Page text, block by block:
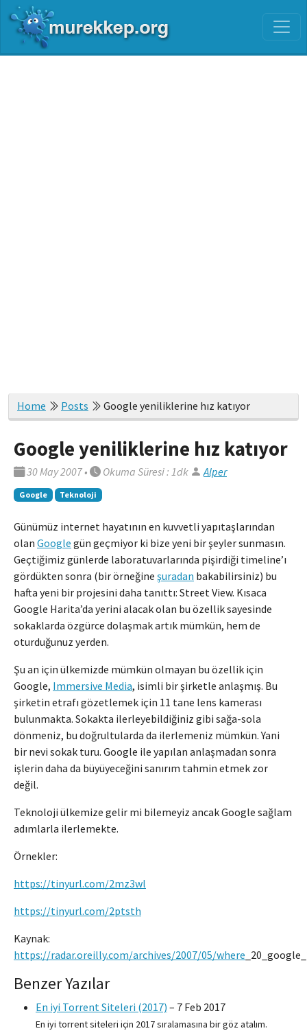
Home Posts Google yeniliklerine hız katıyor
Google yeniliklerine hız katıyor
30 May 2007• Okuma Süresi : 1dk Alper
Google Teknoloji
Günümüz internet hayatının en kuvvetli yapıtaşlarından
olan Google gün geçmiyor ki bize yeni bir şeyler sunmasın.
Geçtiğimiz günlerde laboratuvarlarında pişirdiği timeline’ı
gördükten sonra (bir örneğine şuradan bakabilirsiniz) bu
hafta yeni bir projesini daha tanıttı: Street View. Kısaca
Google Harita’da yerini alacak olan bu özellik sayesinde
sokaklarda özgürce dolaşmak artık mümkün, hem de
oturduğunuz yerden.
Şu an için ülkemizde mümkün olmayan bu özellik için
Google, Immersive Media, isimli bir şirketle anlaşmış. Bu
şirketin etrafı gözetlemek için 11 tane lens kamerası
bulunmakta. Sokakta ilerleyebildiğiniz gibi sağa-sola
dönmeniz, bu doğrultularda da ilerlemeniz mümkün. Yani
bir nevi sokak turu. Google ile yapılan anlaşmadan sonra
işlerin daha da büyüyeceğini sanırım tahmin etmek zor
değil.
Teknoloji ülkemize gelir mi bilemeyiz ancak Google sağlam
adımlarla ilerlemekte.
Örnekler:
https://tinyurl.com/2mz3wl
https://tinyurl.com/2ptsth
Kaynak:
https://radar.oreilly.com/archives/2007/05/where
Benzer Yazılar
En iyi Torrent Siteleri (2017) – 7 Feb 2017
En iyi torrent siteleri için 2017 sıralamasına bir göz atalım.